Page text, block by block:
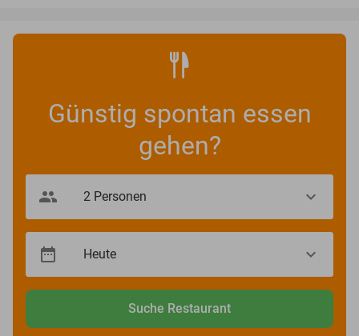
Günstig spontan essen
gehen?
Suche Restaurant